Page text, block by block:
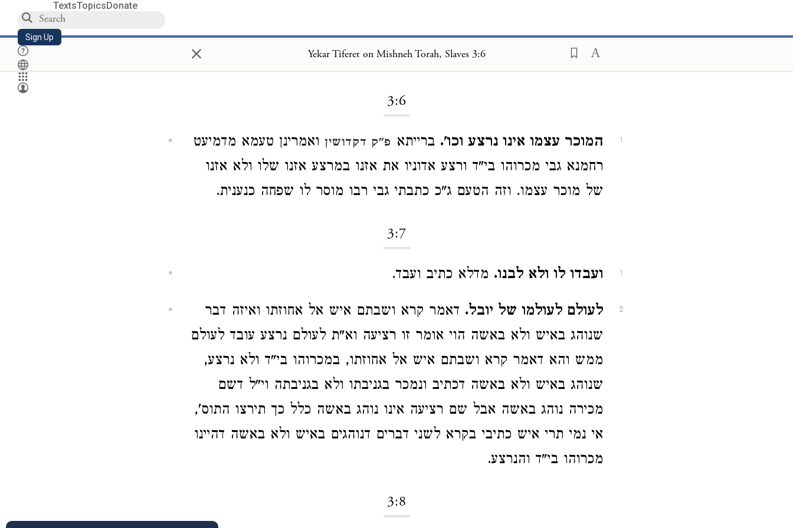
TextsTopicsDonate
Sign Up × Yekar Tiferet on Mishneh Torah, Slaves 3:6
3:6
1 המוכר עצמו אינו נרצע וכו'. ברייתא פ"ק דקדושין ואמרינן טעמא מדמיעט
רחמנא גבי מכרוהו בי"ד ורצע אדוניו את אזנו במרצע אזנו שלו ולא אזנו
של מוכר עצמו. וזה הטעם ג"כ כתבתי גבי רבו מוסר לו שפחה כנענית.
3:7
1 ועבדו לו ולא לבנו. מדלא כתיב ועבד.
2 לעולם לעולמו של יובל. דאמר קרא ושבתם איש אל אחוזתו ואיזה דבר
שנוהג באיש ולא באשה הוי אומר זו רציעה וא"ת לעולם נרצע עובד לעולם
ממש והא דאמר קרא ושבתם איש אל אחוזתו, במכרוהו בי"ד ולא נרצע,
שנוהג באיש ולא באשה דכתיב ונמכר בגניבתו ולא בגניבתה וי"ל דשם
מכירה נוהג באשה אבל שם רציעה אינו נוהג באשה כלל כך תירצו התוס',
אי נמי תרי איש כתיבי בקרא לשני דברים דנוהגים באיש ולא באשה דהיינו
מכרוהו בי"ד והנרצע.
3:8